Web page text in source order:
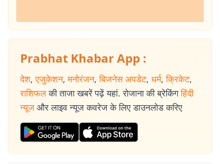
Prabhat Khabar App :
देश, एजुकेशन, मनोरंजन, बिजनेस अपडेट, धर्म, क्रिकेट,
राशिफल की ताजा खबरें पढ़ें यहां. रोजाना की ब्रेकिंग हिंदी
न्यूज और लाइव न्यूज कवरेज के लिए डाउनलोड करिए